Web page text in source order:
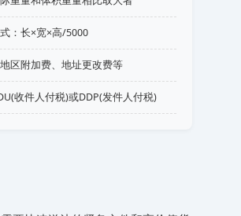
：长×宽×高/5000
区附加费、地址更改费等
收件人付税)或DDP(发件人付税)